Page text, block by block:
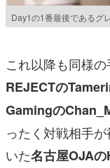
Day1の1番最後であるグ
これ以降も同様の
REJECTの
Gamingの
ったく対戦相手
いた名古屋OJA